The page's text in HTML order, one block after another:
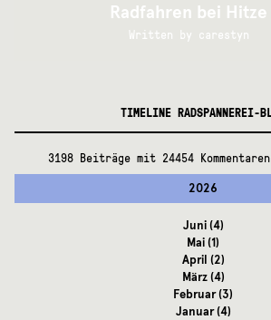
Radfahren bei Hitze
Written by carestyn
TIMELINE RADSPANNEREI-
3198 Beiträge mit 24454
2026
Juni(4)
Mai(1)
April (2)
März(4)
Februar(3)
Januar(4)